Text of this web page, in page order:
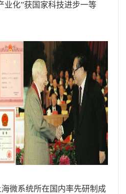
业化”获国家科技进步一等
微系统所在国内率先研制成